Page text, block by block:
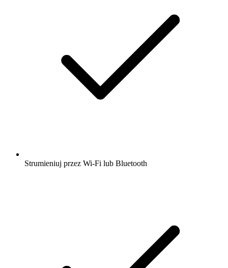
Strumieniuj przez Wi-Fi lub Bluetooth